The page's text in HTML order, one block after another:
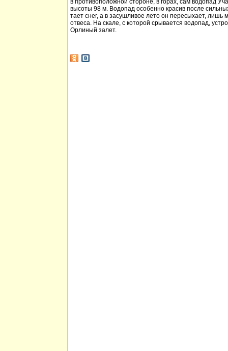
в противоположной стороне, в горах, сам водопад
высоты 98 м. Водопад особенно красив после
тает снег, а в засушливое лето он пересыхает, лишь
отвеса. На скале, с которой срывается водопад,
Орлиный залет.